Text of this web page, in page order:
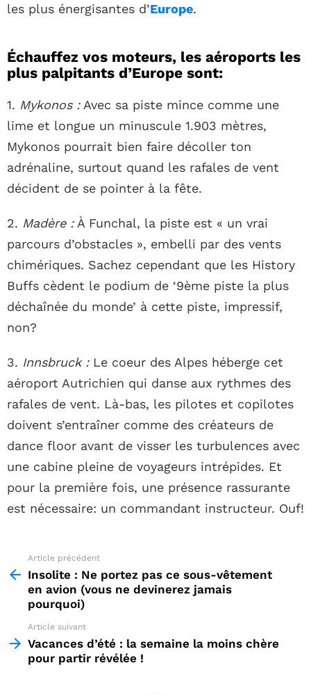
les plus énergisantes d’Europe.
Échauffez vos moteurs, les aéroports les
plus palpitants d’Europe sont:
1. Mykonos :Avec sa piste mince comme une
lime et longue un minuscule 1.903 mètres,
Mykonos pourrait bien faire décoller ton
adrénaline, surtout quand les rafales de vent
décident de se pointer à la fête.
2. Madère :À Funchal, la piste est « un vrai
parcours d’obstacles », embelli par des vents
chimériques. Sachez cependant que les History
Buffs cèdent le podium de ‘9ème piste la plus
déchaînée du monde’ à cette piste, impressif,
non?
3. Innsbruck :Le coeur des Alpes héberge cet
aéroport Autrichien qui danse aux rythmes des
rafales de vent. Là-bas, les pilotes et copilotes
doivent s’entraîner comme des créateurs de
dance floor avant de visser les turbulences avec
une cabine pleine de voyageurs intrépides. Et
pour la première fois, une présence rassurante
est nécessaire: un commandant instructeur. Ouf!
more
Article précédent
Insolite : Ne portez pas ce sous-vêtement
en avion (vous ne devinerez jamais
pourquoi)
Article suivant
Vacances d’été : la semaine la moins chère
pour partir révélée !